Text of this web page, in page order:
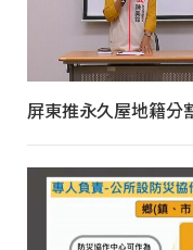
屏東推永久屋地籍分